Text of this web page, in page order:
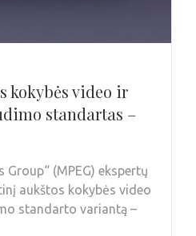
kokybės video ir
standartas –
Group“ (MPEG) ekspertų
aukštos kokybės video
standarto variantą –